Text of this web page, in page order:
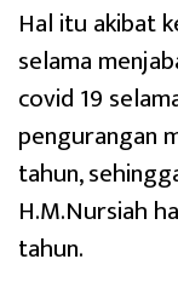
Hal itu akibat
selama
covid 19
pengurangan
tahun,
H.M.Nursiah
tahun.